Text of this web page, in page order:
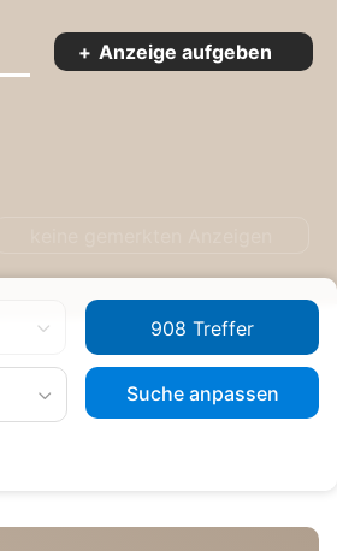
Anzeige aufgeben
Suche anpassen